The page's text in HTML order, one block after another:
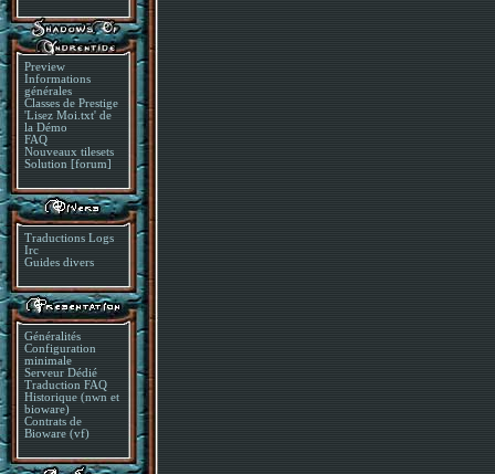
Preview
Informations
générales
Classes de Prestige
'Lisez Moi.txt' de
la Démo
FAQ
Nouveaux tilesets
Solution [forum]
Traductions Logs
Irc
Guides divers
Généralités
Configuration
minimale
Serveur Dédié
Traduction FAQ
Historique (nwn et
bioware)
Contrats de
Bioware (vf)